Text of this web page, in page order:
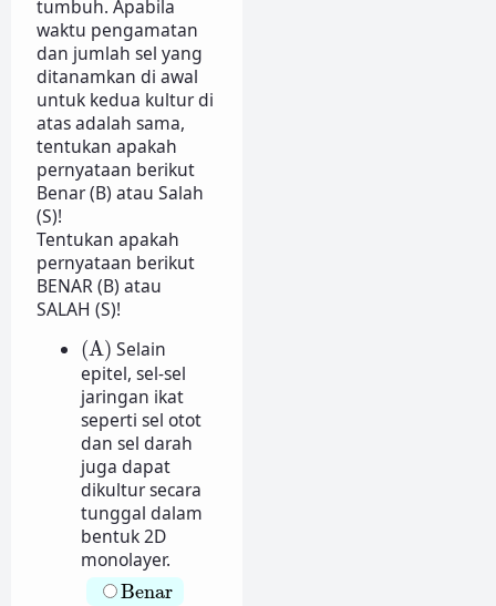
tumbuh. Apabila
waktu pengamatan
dan jumlah sel yang
ditanamkan di awal
untuk kedua kultur di
atas adalah sama,
tentukan apakah
pernyataan berikut
Benar (B) atau Salah
(S)!
Tentukan apakah
pernyataan berikut
BENAR (B) atau
SALAH (S)!
(A)
(A) Selain
epitel, sel-sel
jaringan ikat
seperti sel otot
dan sel darah
juga dapat
dikultur secara
tunggal dalam
bentuk 2D
monolayer.
Benar
Benar